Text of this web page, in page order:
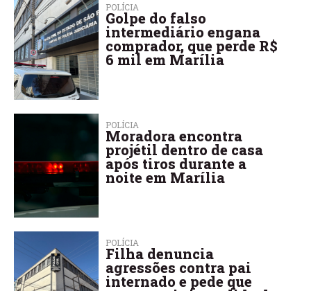
POLÍCIA
Golpe do falso
intermediário engana
comprador, que perde R$
6 mil em Marília
POLÍCIA
Moradora encontra
projétil dentro de casa
após tiros durante a
noite em Marília
POLÍCIA
Filha denuncia
agressões contra pai
internado e pede que